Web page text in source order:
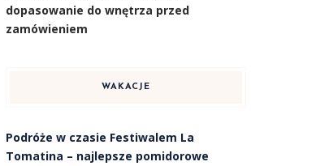
dopasowanie do wnętrza przed
zamówieniem
WAKACJE
Podróże w czasie Festiwalem La
Tomatina – najlepsze pomidorowe